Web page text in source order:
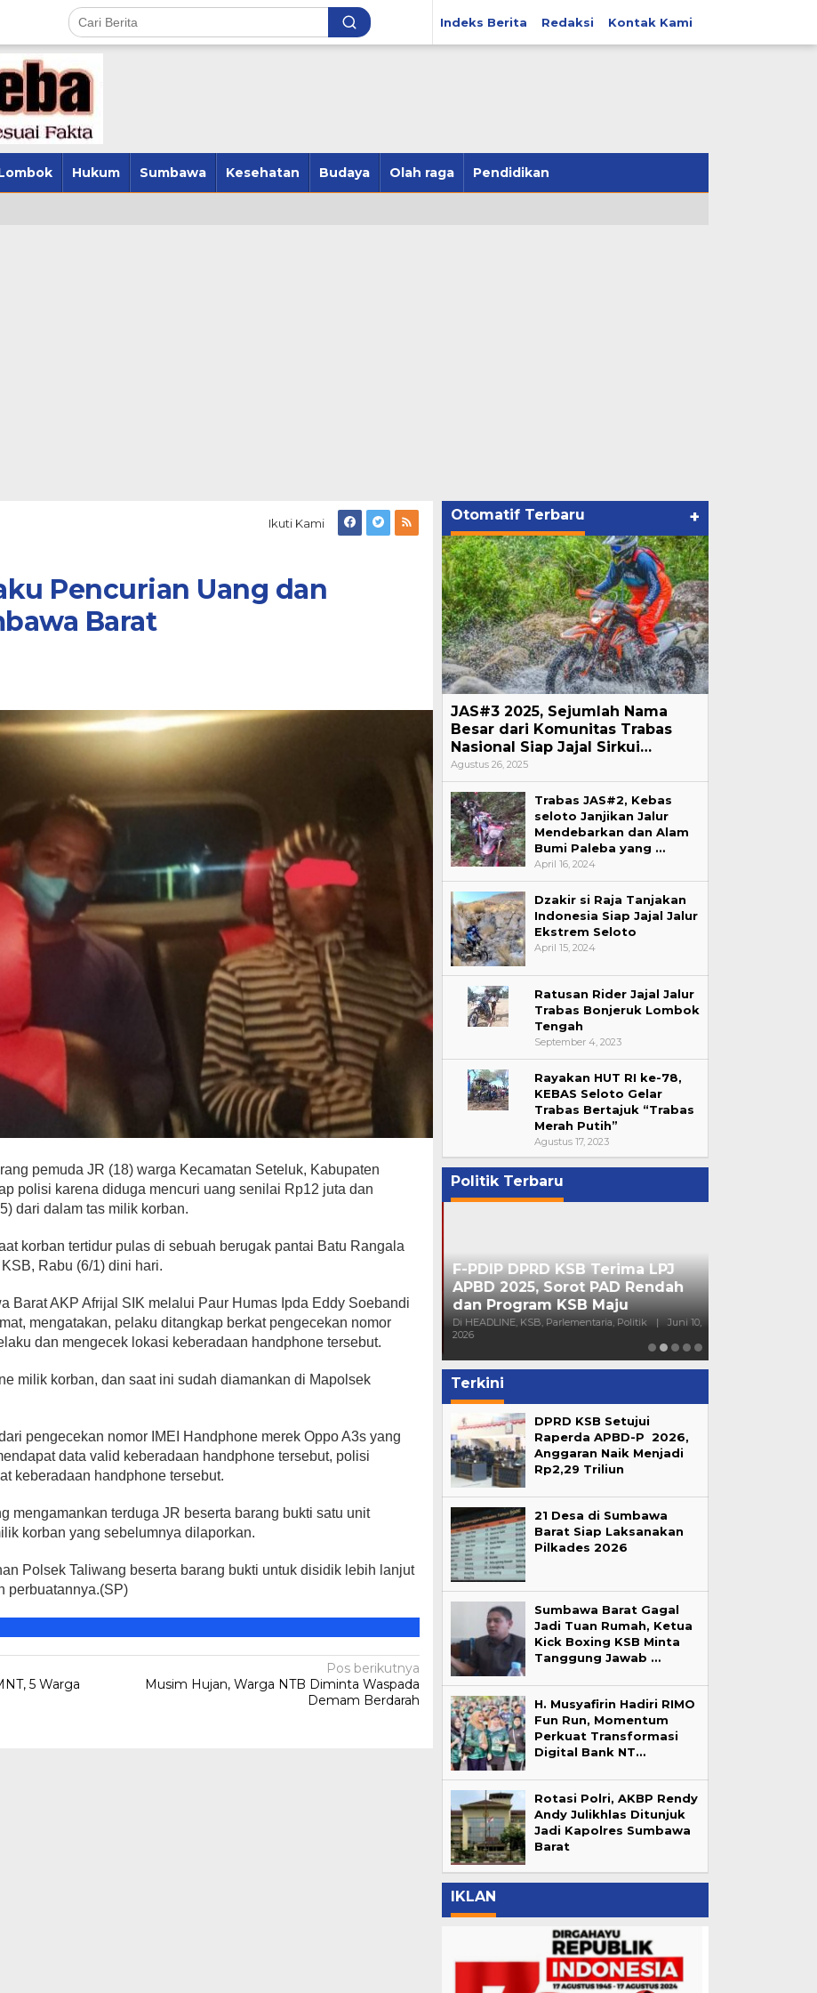
Indeks Berita Redaksi Kontak Kami
Hukum Sumbawa Kesehatan Budaya Olah raga Pendidikan
Ikuti Kami
Pencurian Uang dan
Barat
pemuda JR (18) warga Kecamatan Seteluk, Kabupaten
polisi karena diduga mencuri uang senilai Rp12 juta dan
dari dalam tas milik korban.
korban tertidur pulas di sebuah berugak pantai Batu Rangala
Rabu (6/1) dini hari.
Barat AKP Afrijal SIK melalui Paur Humas Ipda Eddy Soebandi
mengatakan, pelaku ditangkap berkat pengecekan nomor
dan mengecek lokasi keberadaan handphone tersebut.
milik korban, dan saat ini sudah diamankan di Mapolsek
pengecekan nomor IMEI Handphone merek Oppo A3s yang
data valid keberadaan handphone tersebut, polisi
keberadaan handphone tersebut.
mengamankan terduga JR beserta barang bukti satu unit
korban yang sebelumnya dilaporkan.
Polsek Taliwang beserta barang bukti untuk disidik lebih lanjut
perbuatannya.(SP)
5 Warga
Pos berikutnya
Musim Hujan, Warga NTB Diminta Waspada
Demam Berdarah
Otomatif Terbaru +
JAS#3 2025, Sejumlah Nama
Besar dari Komunitas Trabas
Nasional Siap Jajal Sirkui…
Agustus 26, 2025
Trabas JAS#2, Kebas
seloto Janjikan Jalur
Mendebarkan dan Alam
Bumi Paleba yang …
April 16, 2024
Dzakir si Raja Tanjakan
Indonesia Siap Jajal Jalur
Ekstrem Seloto
April 15, 2024
Ratusan Rider Jajal Jalur
Trabas Bonjeruk Lombok
Tengah
September 4, 2023
Rayakan HUT RI ke-78,
KEBAS Seloto Gelar
Trabas Bertajuk “Trabas
Merah Putih”
Agustus 17, 2023
Politik Terbaru
Pesan
Politik, SOSOK April 21, 2026
Baru Islam 1 Muharram 1448 H
Di HEADLINE, Iklan, KSB, Politik, SOSOK |
2026
F-PDIP DPRD KSB Terima LPJ
APBD 2025, Sorot PAD Rendah
dan Program KSB Maju
Di HEADLINE, KSB, Parlementaria, Politik
Juni 10,
2026
Terkini
DPRD KSB Setujui
Raperda APBD-P 2026,
Anggaran Naik Menjadi
Rp2,29 Triliun
21 Desa di Sumbawa
Barat Siap Laksanakan
Pilkades 2026
Sumbawa Barat Gagal
Jadi Tuan Rumah, Ketua
Kick Boxing KSB Minta
Tanggung Jawab …
H. Musyafirin Hadiri RIMO
Fun Run, Momentum
Perkuat Transformasi
Digital Bank NT…
Rotasi Polri, AKBP Rendy
Andy Julikhlas Ditunjuk
Jadi Kapolres Sumbawa
Barat
IKLAN